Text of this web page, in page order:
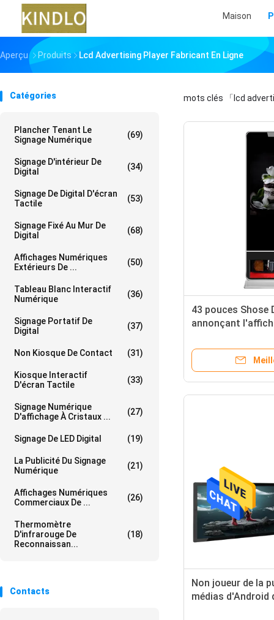
Maison
Aperçu Produits Lcd Advertising Player Fabricant En Ligne
Catégories
Plancher Tenant Le
Signage Numérique
(69)
Signage D'intérieur De
Digital
(34)
Signage De Digital D'écran
Tactile
(53)
Signage Fixé Au Mur De
Digital
(68)
Affichages Numériques
Extérieurs De ...
(50)
Tableau Blanc Interactif
Numérique
(36)
Signage Portatif De
Digital
(37)
Non Kiosque De Contact (31)
Kiosque Interactif
D'écran Tactile
(33)
Signage Numérique
D'affichage À Cristaux ...
(27)
Signage De LED Digital (19)
La Publicité Du Signage
Numérique
(21)
Affichages Numériques
Commerciaux De ...
(26)
Thermomètre
D'infrarouge De
Reconnaissan...
(18)
Contacts
mots clés 「lcd
43 pouces Shose
annonçant
Digital
Non joueur de la
médias